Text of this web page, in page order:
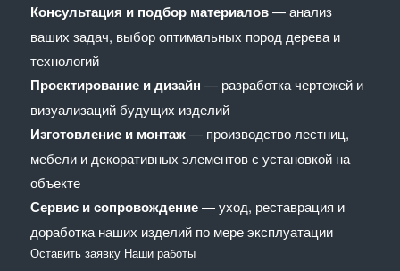
Консультация и подбор материалов— анализ
ваших задач, выбор оптимальных пород дерева и
технологий
Проектирование и дизайн — разработка чертежей и
визуализаций будущих изделий
Изготовление и монтаж— производство лестниц,
мебели и декоративных элементов с установкой на
объекте
Сервис и сопровождение— уход, реставрация и
доработка наших изделий по мере эксплуатации
Оставить заявку Наши работы